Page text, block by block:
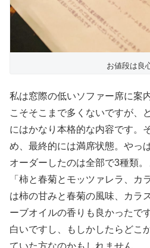
お値段は良
私は窓際の低いソファー席に案
こそそこまで多くないですが、
にはかなり本格的な内容です。
め、最終的には満席状態。やっ
オーダーしたのは全部で3種類
「柿と春菊とモッツァレラ、カ
は柿の甘みと春菊の風味、カラ
ーブオイルの香りも良かったで
白いですし、もしかしたらどこ
ていた方なのかもしれません。